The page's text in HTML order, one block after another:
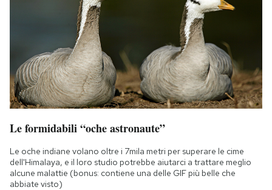
Le formidabili “oche astronaute”
Le oche indiane volano oltre i 7mila metri per superare le cime
dell'Himalaya, e il loro studio potrebbe aiutarci a trattare meglio
alcune malattie (bonus: contiene una delle GIF più belle che
abbiate visto)